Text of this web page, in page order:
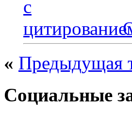
« Предыдущая
Социальные